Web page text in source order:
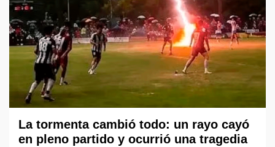
La tormenta cambió todo: un rayo cayó
en pleno partido y ocurrió una tragedia